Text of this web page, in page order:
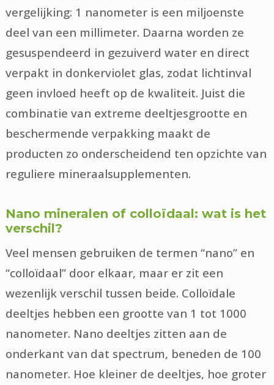
vergelijking: 1 nanometer is een miljoenste
deel van een millimeter. Daarna worden ze
gesuspendeerd in gezuiverd water en direct
verpakt in donkerviolet glas, zodat lichtinval
geen invloed heeft op de kwaliteit. Juist die
combinatie van extreme deeltjesgrootte en
beschermende verpakking maakt de
producten zo onderscheidend ten opzichte van
reguliere mineraalsupplementen.
Nano mineralen of colloïdaal: wat is het
verschil?
Veel mensen gebruiken de termen “nano” en
“colloïdaal” door elkaar, maar er zit een
wezenlijk verschil tussen beide. Colloïdale
deeltjes hebben een grootte van 1 tot 1000
nanometer. Nano deeltjes zitten aan de
onderkant van dat spectrum, beneden de 100
nanometer. Hoe kleiner de deeltjes, hoe groter